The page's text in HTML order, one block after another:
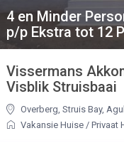
4 en Minder
p/p Ekstra tot 12
Vissermans
Visblik Struisbaai
Overberg, Struis Bay,
Vakansie Huise / Privaat